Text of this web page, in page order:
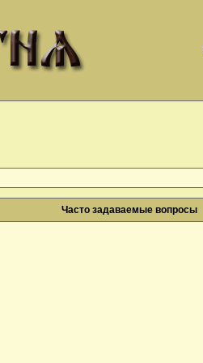
Часто задаваемые вопросы